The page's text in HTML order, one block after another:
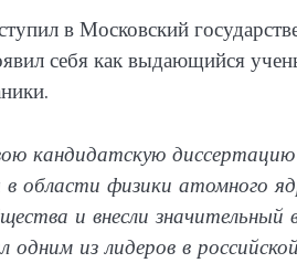
в Московский
себя как выдающийся
кандидатскую
области физики атомного
и внесли
из лидеров в